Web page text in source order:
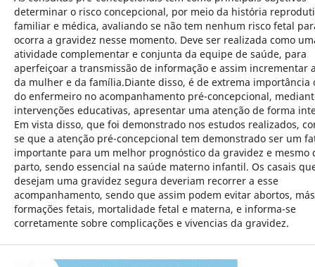
determinar o risco concepcional, por meio da história
familiar e médica, avaliando se não tem nenhum risco fetal
ocorra a gravidez nesse momento. Deve ser realizada como
atividade complementar e conjunta da equipe de saúde, para
aperfeiçoar a transmissão de informação e assim incrementar
da mulher e da família.Diante disso, é de extrema importância
do enfermeiro no acompanhamento pré-concepcional,
intervenções educativas, apresentar uma atenção de forma
Em vista disso, que foi demonstrado nos estudos realizados,
se que a atenção pré-concepcional tem demonstrado ser um
importante para um melhor prognóstico da gravidez e mesmo
parto, sendo essencial na saúde materno infantil. Os casais
desejam uma gravidez segura deveriam recorrer a esse
acompanhamento, sendo que assim podem evitar abortos, más
formações fetais, mortalidade fetal e materna, e informa-se
corretamente sobre complicações e vivencias da gravidez.